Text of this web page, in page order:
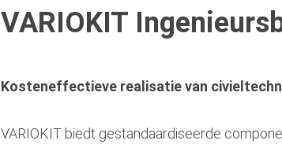
VARIOKIT
Kosteneffectieve realisatie van
VARIOKIT biedt gestandaardiseerde